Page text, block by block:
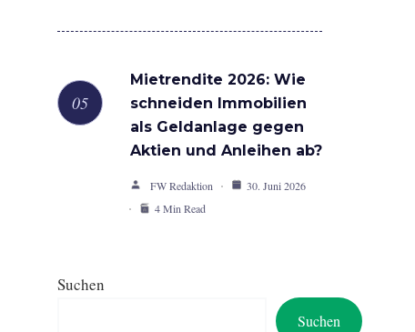
Mietrendite 2026: Wie
schneiden Immobilien
als Geldanlage gegen
Aktien und Anleihen ab?
FW Redaktion
30. Juni 2026
4 Min Read
Suchen
Suchen